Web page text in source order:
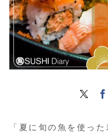
「夏に旬の魚を使っ